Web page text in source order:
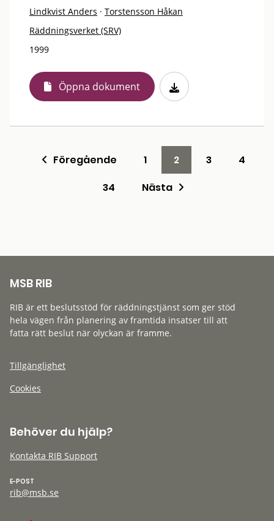
Lindkvist Anders · Torstensson Håkan
Räddningsverket (SRV)
1999
Öppna dokument
Föregående 1 2 3
4
34
Nästa
MSB RIB
RIB är ett beslutsstöd för räddningstjänst som ger stöd
hela vägen från planering av framtida insatser till att
fatta rätt beslut när olyckan är framme.
Tillgänglighet
Cookies
Behöver du hjälp?
Kontakta RIB Support
E-POST
rib@msb.se